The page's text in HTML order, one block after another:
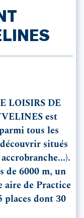
LOISIRS DE
est
tous les
situés
de 6000 m, un
aire de Practice
places dont 30